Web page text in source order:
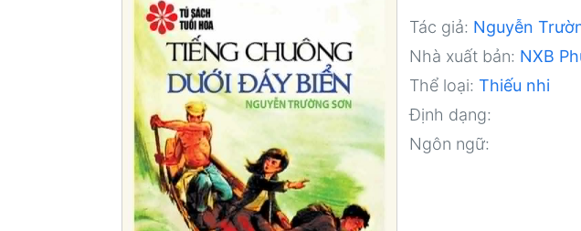
Tác giả: Nguyễn
Nhà xuất bản: NXB
Thể loại: Thiếu nhi
Định dạng:
Ngôn ngữ: